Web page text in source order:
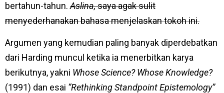
bertahun-tahun. Aslina,saya agak sulit
menyederhanakan bahasa menjelaskan tokoh ini.
Argumen yang kemudian paling banyak diperdebatkan
dari Harding muncul ketika ia menerbitkan karya
berikutnya, yakni Whose Science? Whose Knowledge?
(1991) dan esai “Rethinking Standpoint Epistemology”